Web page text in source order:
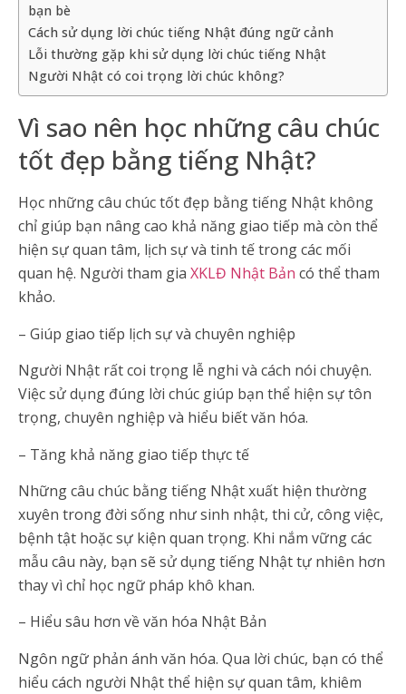
bạn bè
Cách sử dụng lời chúc tiếng Nhật đúng ngữ cảnh
Lỗi thường gặp khi sử dụng lời chúc tiếng Nhật
Người Nhật có coi trọng lời chúc không?
Vì sao nên học những câu chúc
tốt đẹp bằng tiếng Nhật?
Học những câu chúc tốt đẹp bằng tiếng Nhật không
chỉ giúp bạn nâng cao khả năng giao tiếp mà còn thể
hiện sự quan tâm, lịch sự và tinh tế trong các mối
quan hệ. Người tham gia XKLĐ Nhật Bản có thể tham
khảo.
– Giúp giao tiếp lịch sự và chuyên nghiệp
Người Nhật rất coi trọng lễ nghi và cách nói chuyện.
Việc sử dụng đúng lời chúc giúp bạn thể hiện sự tôn
trọng, chuyên nghiệp và hiểu biết văn hóa.
– Tăng khả năng giao tiếp thực tế
Những câu chúc bằng tiếng Nhật xuất hiện thường
xuyên trong đời sống như sinh nhật, thi cử, công việc,
bệnh tật hoặc sự kiện quan trọng. Khi nắm vững các
mẫu câu này, bạn sẽ sử dụng tiếng Nhật tự nhiên hơn
thay vì chỉ học ngữ pháp khô khan.
– Hiểu sâu hơn về văn hóa Nhật Bản
Ngôn ngữ phản ánh văn hóa. Qua lời chúc, bạn có thể
hiểu cách người Nhật thể hiện sự quan tâm, khiêm